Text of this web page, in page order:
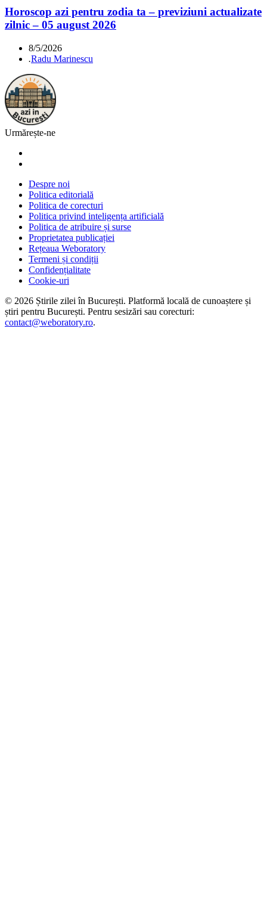
Horoscop azi pentru zodia ta – previziuni actualizate
zilnic – 05 august 2026
8/5/2026
.Radu Marinescu
Urmărește-ne
Despre noi
Politica editorială
Politica de corecturi
Politica privind inteligența artificială
Politica de atribuire și surse
Proprietatea publicației
Rețeaua Weboratory
Termeni și condiții
Confidențialitate
Cookie-uri
© 2026 Știrile zilei în București. Platformă locală de cunoaștere și
știri pentru București. Pentru sesizări sau corecturi:
contact@weboratory.ro.